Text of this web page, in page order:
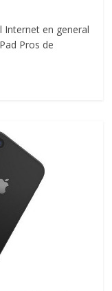
Internet en general
Pros de